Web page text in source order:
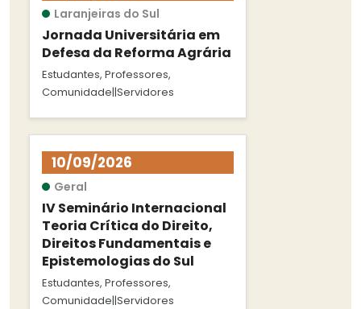
Laranjeiras do Sul
Jornada Universitária em
Defesa da Reforma Agrária
Estudantes, Professores,
Comunidade||Servidores
10/09/2026
Geral
IV Seminário Internacional
Teoria Crítica do Direito,
Direitos Fundamentais e
Epistemologias do Sul
Estudantes, Professores,
Comunidade||Servidores